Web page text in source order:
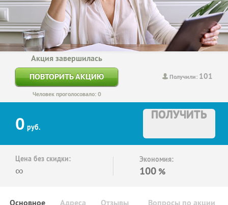
Получили: 101
Акция завершилась
ПОВТОРИТЬ АКЦИЮ
Человек проголосовало: 0
0 руб.
ПОЛУЧИТЬ
Цена без скидки:
∞
Экономия:
100 %
Основное Отзывы Вопросы по акции
Адреса